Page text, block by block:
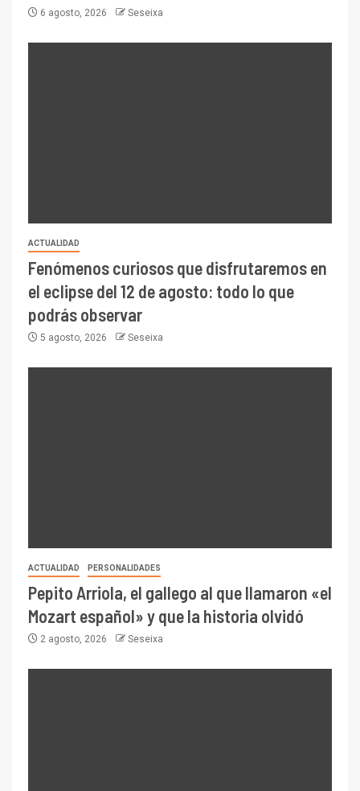
6 agosto, 2026 Seseixa
ACTUALIDAD
Fenómenos curiosos que disfrutaremos en
el eclipse del 12 de agosto: todo lo que
podrás observar
5 agosto, 2026 Seseixa
ACTUALIDAD PERSONALIDADES
Pepito Arriola, el gallego al que llamaron «el
Mozart español» y que la historia olvidó
2 agosto, 2026 Seseixa